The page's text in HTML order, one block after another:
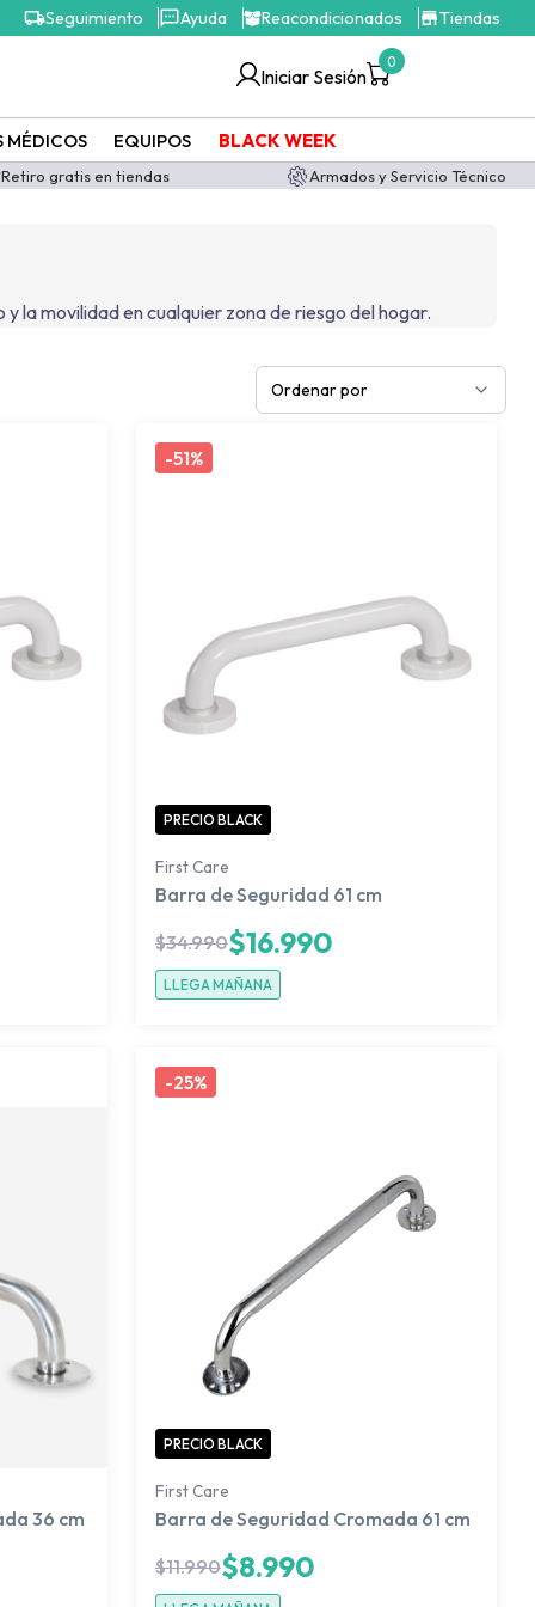
Seguimiento Ayuda Reacondicionados Tiendas
Iniciar Sesión
0
MÉDICOS EQUIPOS BLACK WEEK
Retiro gratis en tiendas Armados y Servicio Técnico
la movilidad en cualquier zona de riesgo del hogar.
Ordenar por
-51%
PRECIO BLACK
First Care
Barra de Seguridad 61 cm
$34.990$16.990
LLEGA MAÑANA
36 cm
-25%
PRECIO BLACK
First Care
Barra de Seguridad Cromada 61 cm
$11.990$8.990